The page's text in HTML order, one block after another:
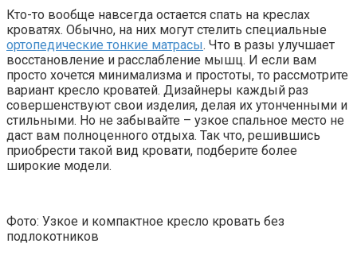
Кто-то вообще навсегда остается спать на креслах
кроватях. Обычно, на них могут стелить специальные
ортопедические тонкие матрасы. Что в разы улучшает
восстановление и расслабление мышц. И если вам
просто хочется минимализма и простоты, то рассмотрите
вариант кресло кроватей. Дизайнеры каждый раз
совершенствуют свои изделия, делая их утонченными и
стильными. Но не забывайте – узкое спальное место не
даст вам полноценного отдыха. Так что, решившись
приобрести такой вид кровати, подберите более
широкие модели.
Фото: Узкое и компактное кресло кровать без
подлокотников